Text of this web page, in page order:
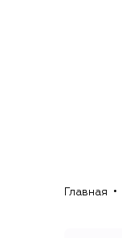
Главная